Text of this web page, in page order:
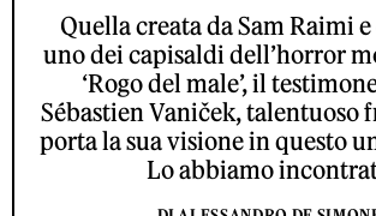
Quella creata da Sam Raimi
uno dei capisaldi dell’horror
‘Rogo del male’, il
Sébastien Vaniček, talentuoso
porta la sua visione in questo
Lo abbiamo